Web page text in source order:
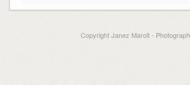
Copyright Janez Marolt -